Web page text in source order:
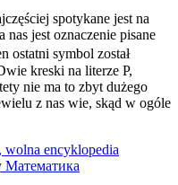
spotykane jest na
jest oznaczenie pisane
ostatni symbol został
kreski na literze P,
nie ma to zbyt dużego
z nas wie, skąd w ogóle
encyklopedia